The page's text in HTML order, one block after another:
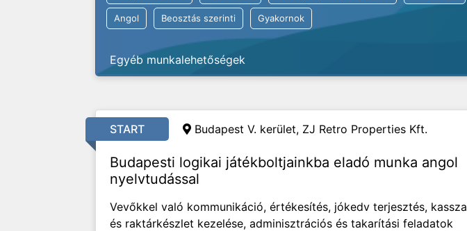
Angol Beosztás szerinti Gyakornok
Egyéb munkalehetőségek
START Budapest V. kerület, ZJ Retro Properties Kft.
Budapesti logikai játékboltjainkba eladó munka angol
nyelvtudással
Vevőkkel való kommunikáció, értékesítés, jókedv terjesztés, kassza
és raktárkészlet kezelése, adminisztrációs és takarítási feladatok